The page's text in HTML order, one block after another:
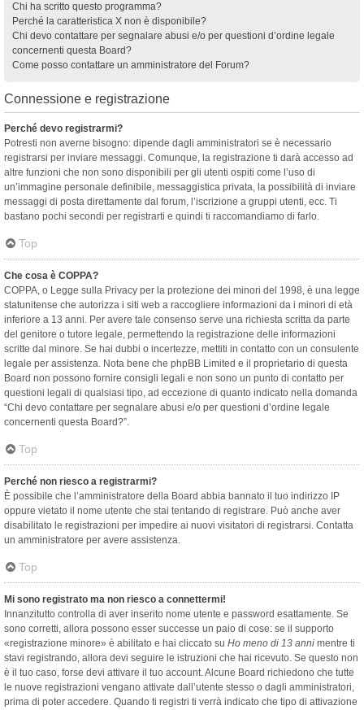
Chi ha scritto questo programma?
Perché la caratteristica X non è disponibile?
Chi devo contattare per segnalare abusi e/o per questioni d’ordine legale
concernenti questa Board?
Come posso contattare un amministratore del Forum?
Connessione e registrazione
Perché devo registrarmi?
Potresti non averne bisogno: dipende dagli amministratori se è necessario
registrarsi per inviare messaggi. Comunque, la registrazione ti darà accesso ad
altre funzioni che non sono disponibili per gli utenti ospiti come l’uso di
un’immagine personale definibile, messaggistica privata, la possibilità di inviare
messaggi di posta direttamente dal forum, l’iscrizione a gruppi utenti, ecc. Ti
bastano pochi secondi per registrarti e quindi ti raccomandiamo di farlo.
Top
Che cosa è COPPA?
COPPA, o Legge sulla Privacy per la protezione dei minori del 1998, è una legge
statunitense che autorizza i siti web a raccogliere informazioni da i minori di età
inferiore a 13 anni. Per avere tale consenso serve una richiesta scritta da parte
del genitore o tutore legale, permettendo la registrazione delle informazioni
scritte dal minore. Se hai dubbi o incertezze, mettiti in contatto con un consulente
legale per assistenza. Nota bene che phpBB Limited e il proprietario di questa
Board non possono fornire consigli legali e non sono un punto di contatto per
questioni legali di qualsiasi tipo, ad eccezione di quanto indicato nella domanda
“Chi devo contattare per segnalare abusi e/o per questioni d’ordine legale
concernenti questa Board?”.
Top
Perché non riesco a registrarmi?
È possibile che l’amministratore della Board abbia bannato il tuo indirizzo IP
oppure vietato il nome utente che stai tentando di registrare. Può anche aver
disabilitato le registrazioni per impedire ai nuovi visitatori di registrarsi. Contatta
un amministratore per avere assistenza.
Top
Mi sono registrato ma non riesco a connettermi!
Innanzitutto controlla di aver inserito nome utente e password esattamente. Se
sono corretti, allora possono esser successe un paio di cose: se il supporto
«registrazione minore» è abilitato e hai cliccato su Ho meno di 13 anni mentre ti
stavi registrando, allora devi seguire le istruzioni che hai ricevuto. Se questo non
è il tuo caso, forse devi attivare il tuo account. Alcune Board richiedono che tutte
le nuove registrazioni vengano attivate dall’utente stesso o dagli amministratori,
prima di poter accedere. Quando ti registri ti verrà indicato che tipo di attivazione